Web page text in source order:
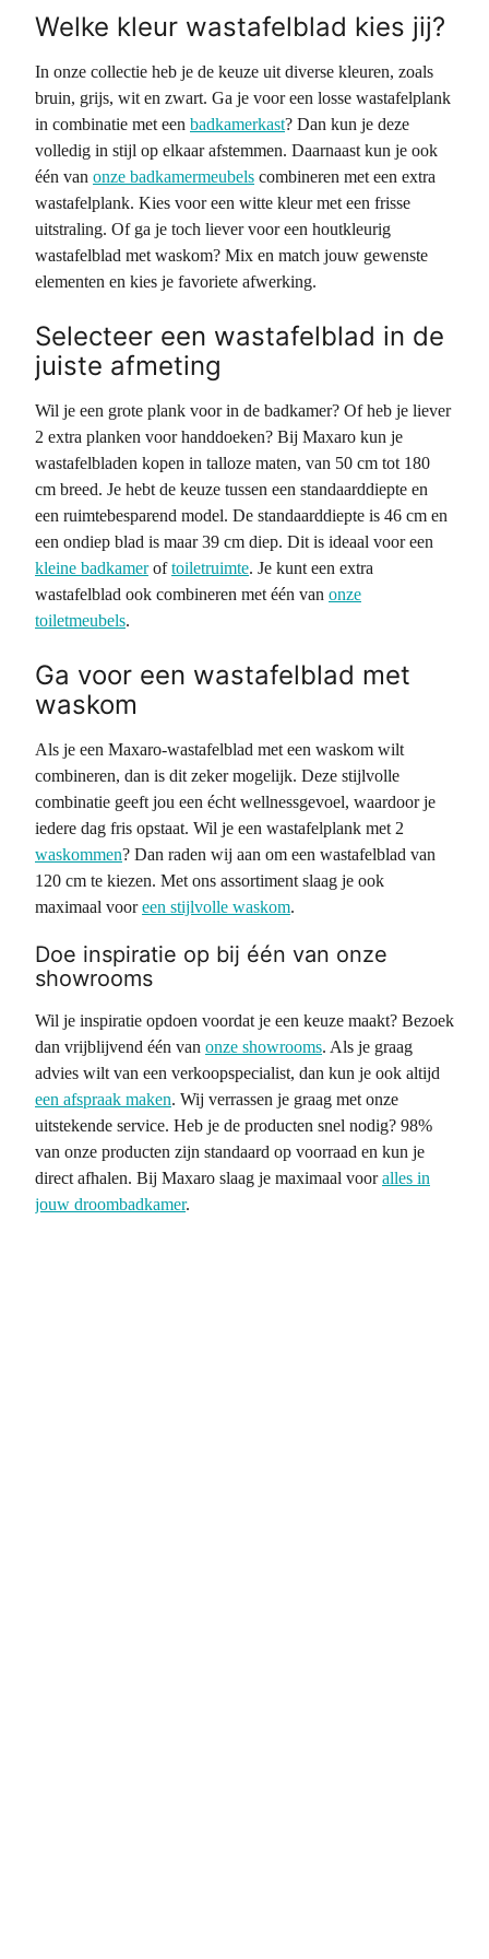
Welke kleur wastafelblad kies jij?
In onze collectie heb je de keuze uit diverse kleuren, zoals
bruin, grijs, wit en zwart. Ga je voor een losse wastafelplank
in combinatie met een badkamerkast? Dan kun je deze
volledig in stijl op elkaar afstemmen. Daarnaast kun je ook
één van onze badkamermeubels combineren met een extra
wastafelplank. Kies voor een witte kleur met een frisse
uitstraling. Of ga je toch liever voor een houtkleurig
wastafelblad met waskom? Mix en match jouw gewenste
elementen en kies je favoriete afwerking.
Selecteer een wastafelblad in de
juiste afmeting
Wil je een grote plank voor in de badkamer? Of heb je liever
2 extra planken voor handdoeken? Bij Maxaro kun je
wastafelbladen kopen in talloze maten, van 50 cm tot 180
cm breed. Je hebt de keuze tussen een standaarddiepte en
een ruimtebesparend model. De standaarddiepte is 46 cm en
een ondiep blad is maar 39 cm diep. Dit is ideaal voor een
kleine badkameroftoiletruimte. Je kunt een extra
wastafelblad ook combineren met één van onze
toiletmeubels.
Ga voor een wastafelblad met
waskom
Als je een Maxaro-wastafelblad met een waskom wilt
combineren, dan is dit zeker mogelijk. Deze stijlvolle
combinatie geeft jou een écht wellnessgevoel, waardoor je
iedere dag fris opstaat. Wil je een wastafelplank met 2
waskommen? Dan raden wij aan om een wastafelblad van
120 cm te kiezen. Met ons assortiment slaag je ook
maximaal vooreen stijlvolle waskom.
Doe inspiratie op bij één van onze
showrooms
Wil je inspiratie opdoen voordat je een keuze maakt? Bezoek
dan vrijblijvend één van onze showrooms. Als je graag
advies wilt van een verkoopspecialist, dan kun je ook altijd
een afspraak maken. Wij verrassen je graag met onze
uitstekende service. Heb je de producten snel nodig? 98%
van onze producten zijn standaard op voorraad en kun je
direct afhalen. Bij Maxaro slaag je maximaal vooralles in
jouw droombadkamer.